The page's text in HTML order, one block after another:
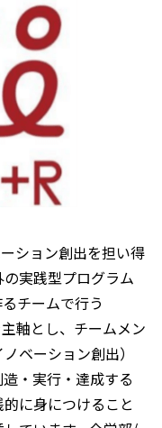
ション創出を担い得
実践型プログラム
チームで行う
軸とし、チームメン
ベーション創出）
・実行・達成する
に身につけること